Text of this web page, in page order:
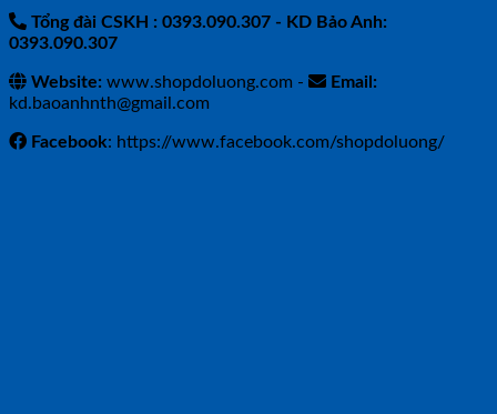
Tổng đài CSKH : 0393.090.307 - KD Bảo Anh:
0393.090.307
Website: www.shopdoluong.com -
Email:
kd.baoanhnth@gmail.com
Facebook: https://www.facebook.com/shopdoluong/